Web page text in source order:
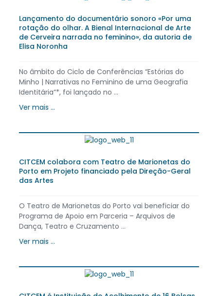
Lançamento do documentário sonoro «Por uma
rotação do olhar. A Bienal Internacional de Arte
de Cerveira narrada no feminino», da autoria de
Elisa Noronha
No âmbito do Ciclo de Conferências “Estórias do
Minho | Narrativas no Feminino de uma Geografia
Identitária”*, foi lançado no ...
Ver mais ...
CITCEM colabora com Teatro de Marionetas do
Porto em Projeto financiado pela Direção-Geral
das Artes
O Teatro de Marionetas do Porto vai beneficiar do
Programa de Apoio em Parceria – Arquivos de
Dança, Teatro e Cruzamento ...
Ver mais ...